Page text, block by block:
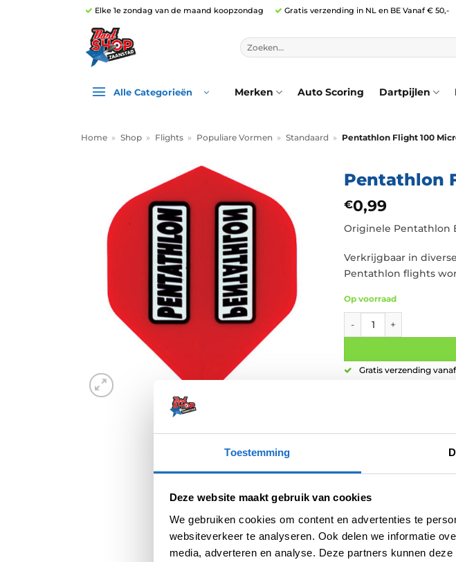
Toestemming
Deze website maakt gebruik van cookies
We gebruiken cookies om content en advertenties te
websiteverkeer te analyseren. Ook delen we informatie
media, adverteren en analyse. Deze partners kunnen
Elke 1e zondag van de maand koopzondag Gratis verzending in NL en BE Vanaf € 50,-
Zoeken
naar:
Alle Categorieën Merken Auto Scoring Dartpijlen
Home » Shop » Flights » Populiare Vormen » Standaard » Pentathlon Flight 100
Pentathlon
€0,99
Originele Pentathlon
Verkrijgbaar in
Pentathlon flights
Op voorraad
Gratis verzending
Categorieën:
Merk:Pentathlon